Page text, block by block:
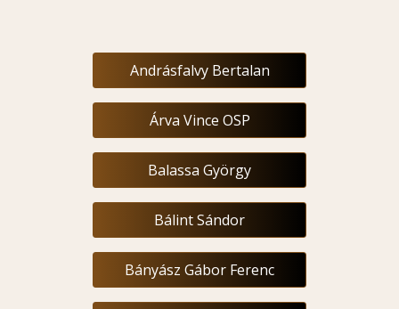
Andrásfalvy Bertalan
Árva Vince OSP
Balassa György
Bálint Sándor
Bányász Gábor Ferenc